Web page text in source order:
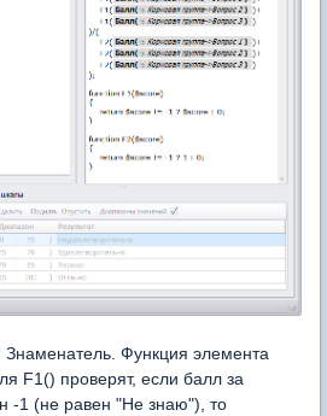
Функция элемента
F1() проверят, если балл за
-1 (не равен "Не знаю"), то